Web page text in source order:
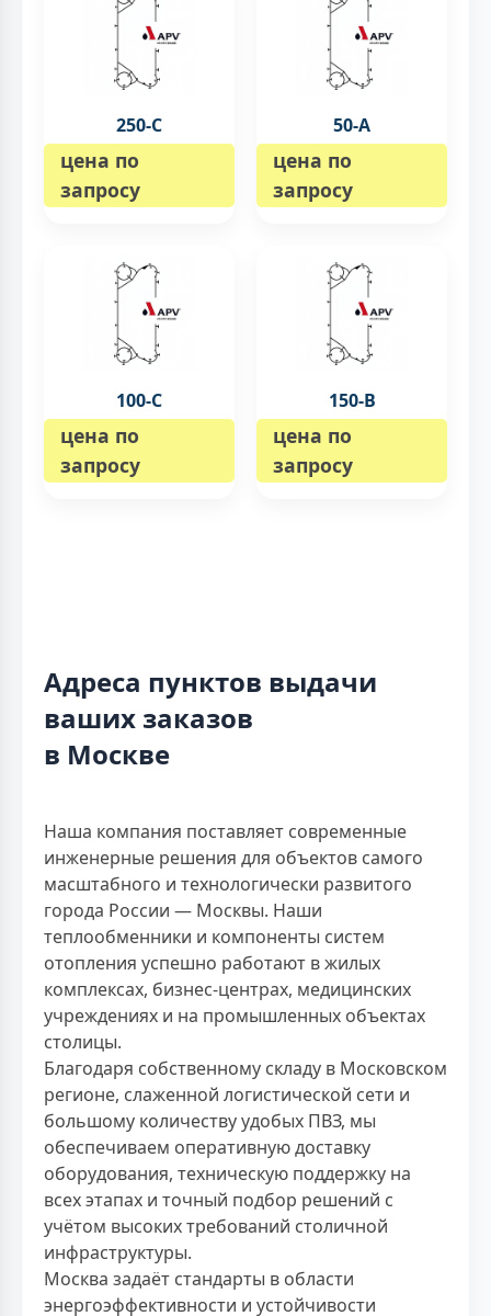
250-C
цена по
запросу
50-А
цена по
запросу
100-C
цена по
запросу
150-B
цена по
запросу
Адреса пунктов выдачи
ваших заказов
в Москве
Наша компания поставляет современные
инженерные решения для объектов самого
масштабного и технологически развитого
города России — Москвы. Наши
теплообменники и компоненты систем
отопления успешно работают в жилых
комплексах, бизнес-центрах, медицинских
учреждениях и на промышленных объектах
столицы.
Благодаря собственному складу в Московском
регионе, слаженной логистической сети и
большому количеству удобых ПВЗ, мы
обеспечиваем оперативную доставку
оборудования, техническую поддержку на
всех этапах и точный подбор решений с
учётом высоких требований столичной
инфраструктуры.
Москва задаёт стандарты в области
энергоэффективности и устойчивости